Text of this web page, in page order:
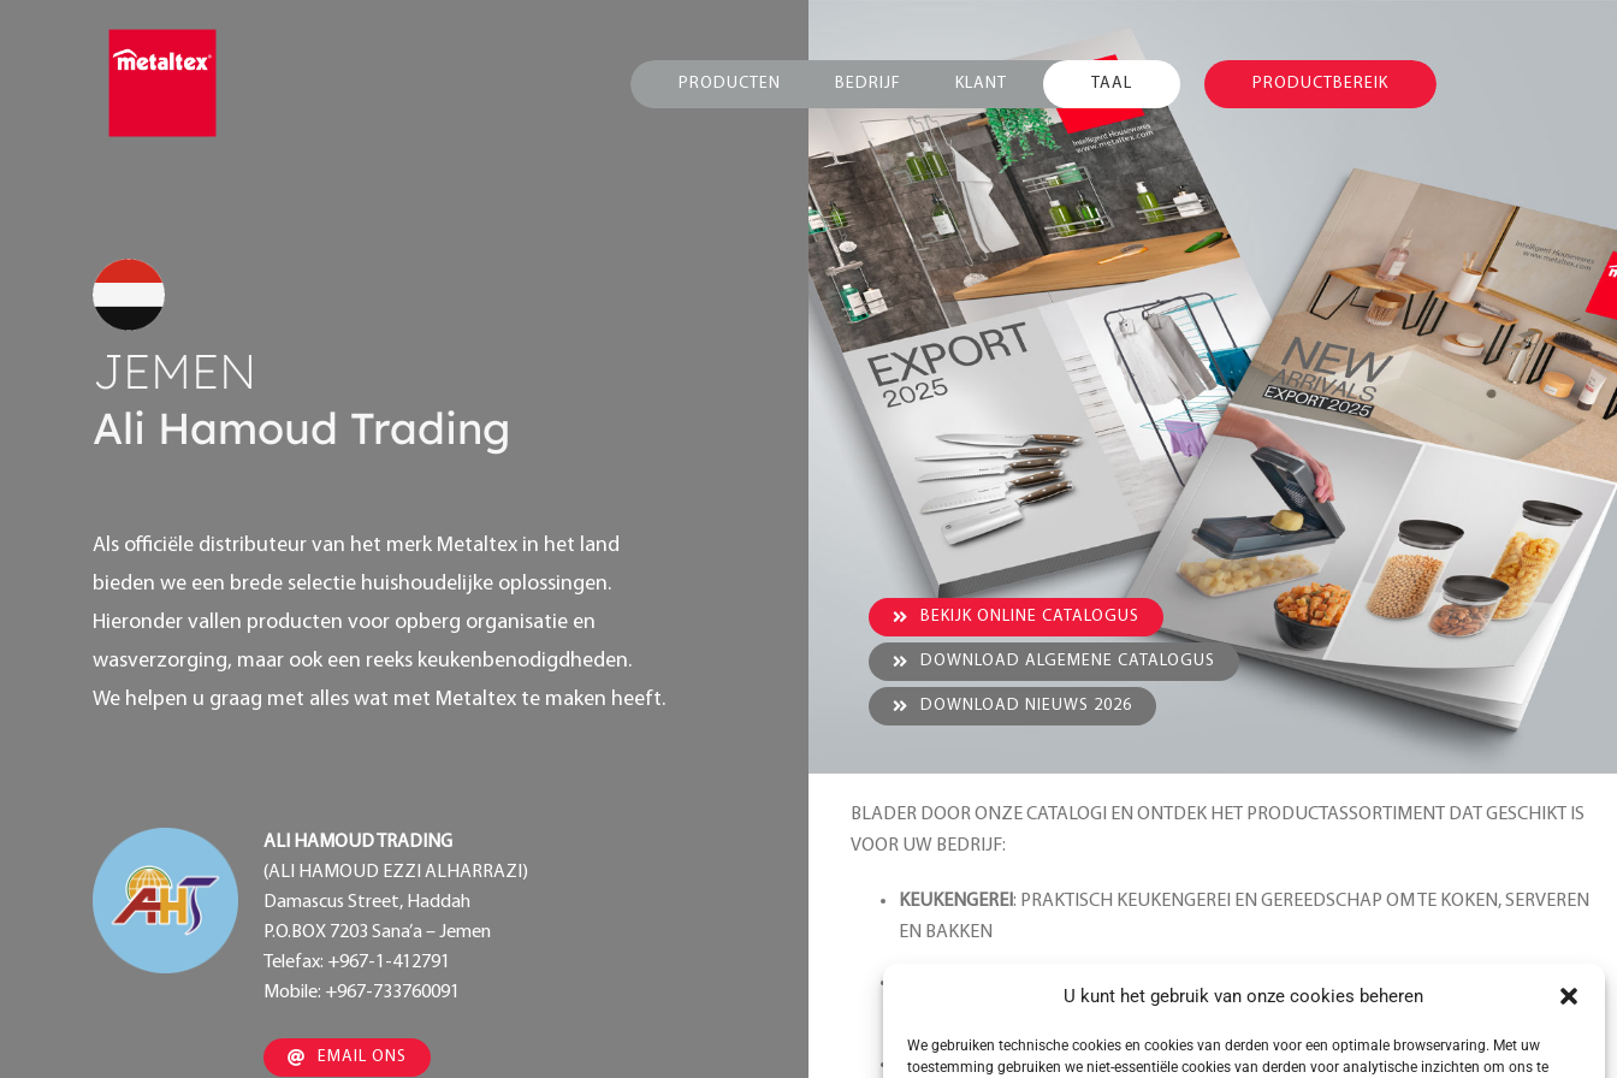
U kunt het gebruik van onze cookies beheren
We gebruiken technische cookies en cookies van derden voor een optimale browservaring. Met uw
toestemming gebruiken we niet-essentiële cookies van derden voor analytische inzichten om ons te
PRODUCTEN BEDRIJF KLANT TAAL PRODUCTBEREIK
JEMEN
Ali Hamoud Trading
Als officiële distributeur van het merk Metaltex in het land
bieden we een brede selectie huishoudelijke oplossingen.
Hieronder vallen producten voor opberg organisatie en
wasverzorging, maar ook een reeks keukenbenodigdheden.
We helpen u graag met alles wat met Metaltex te maken heeft.
BEKIJK ONLINE CATALOGUS
DOWNLOAD ALGEMENE CATALOGUS
DOWNLOAD NIEUWS 2026
ALI HAMOUD TRADING
(ALI HAMOUD EZZI ALHARRAZI)
Damascus Street, Haddah
P.O.BOX 7203 Sana’a – Jemen
Telefax: +967-1-412791
Mobile: +967-733760091
EMAIL ONS
BLADER DOOR ONZE CATALOGI EN ONTDEK HET PRODUCTASSORTIMENT DAT GESCHIKT IS
VOOR UW BEDRIJF:
KEUKENGEREI : PRAKTISCH KEUKENGEREI EN GEREEDSCHAP OM TE KOKEN, SERVEREN
EN BAKKEN
SCHOONMAAK: DROOGREKKEN, STRIJKPLANKEN EN VELE ANDERE ACCESSOIRES